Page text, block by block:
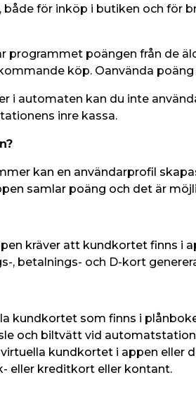
både för inköp i butiken och för
programmet poängen från de
köp. Oanvända
i automaten kan du inte
inre kassa.
kan en användarprofil
samlar poäng och det är
kräver att kundkortet finns i
, betalnings- och D-kort
kundkortet som finns i
och biltvätt vid
kundkortet i appen eller
eller kreditkort eller kontant.